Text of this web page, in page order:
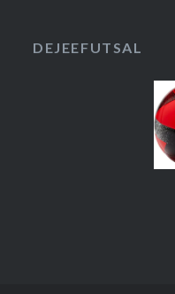
DEJEEFUTSAL